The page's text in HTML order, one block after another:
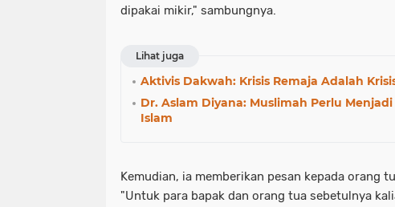
dipakai mikir," sambungnya.
Lihat juga
Aktivis Dakwah: Krisis Remaja Adalah
Dr. Aslam Diyana: Muslimah Perlu
Islam
Kemudian, ia memberikan pesan kepada orang
"Untuk para bapak dan orang tua sebetulnya